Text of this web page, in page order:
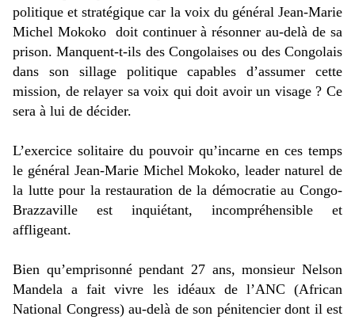
politique et stratégique car la voix du général Jean-Marie
Michel Mokoko
doit continuer à résonner au-delà de sa
prison. Manquent-t-ils des Congolaises ou des Congolais
dans son sillage politique capables d’assumer cette
mission, de relayer sa voix qui doit avoir un visage ? Ce
sera à lui de décider.
L’exercice solitaire du pouvoir qu’incarne en ces temps
le général Jean-Marie Michel Mokoko, leader naturel de
la lutte pour la restauration de la démocratie au Congo-
Brazzaville est inquiétant, incompréhensible et
affligeant.
Bien qu’emprisonné pendant 27 ans, monsieur Nelson
Mandela a fait vivre les idéaux de l’ANC (African
National Congress) au-delà de son pénitencier dont il est